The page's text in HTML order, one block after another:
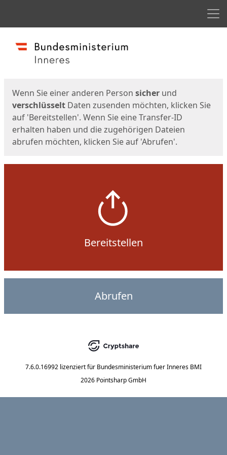
Start
Wenn Sie einer anderen Person sicher und
verschlüsselt Daten zusenden möchten, klicken Sie
auf 'Bereitstellen'. Wenn Sie eine Transfer-ID
erhalten haben und die zugehörigen Dateien
abrufen möchten, klicken Sie auf 'Abrufen'.
Bereitstellen
Abrufen
7.6.0.16992 lizenziert für Bundesministerium fuer Inneres BMI
2026 Pointsharp GmbH